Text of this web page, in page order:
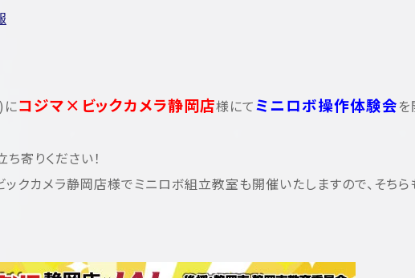
にコジマ×ビックカメラ静岡店様にてミニロボ操作体験会
寄りください！
クカメラ静岡店様でミニロボ組立教室も開催いたしますので、そちら